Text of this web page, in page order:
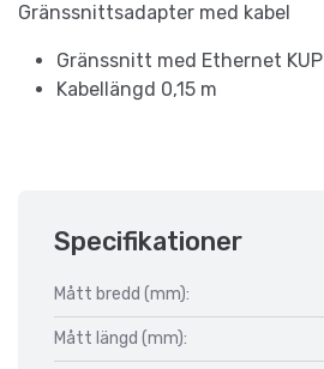
Gränssnittsadapter med kabel
Gränssnitt med Ethernet KUP
Kabellängd 0,15 m
Specifikationer
Mått bredd (mm):
Mått längd (mm):